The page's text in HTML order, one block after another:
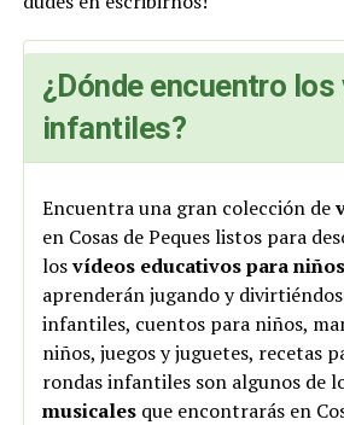
¿Dónde encuentro los
infantiles?
Encuentra una gran colección de
en Cosas de Peques listos para
losvídeos educativos para niños
aprenderán jugando y
infantiles, cuentos para niños,
niños, juegos y juguetes, recetas
rondas infantiles son algunos de
musicalesque encontrarás en